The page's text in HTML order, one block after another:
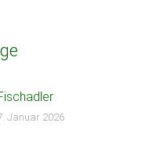
Januar 2026